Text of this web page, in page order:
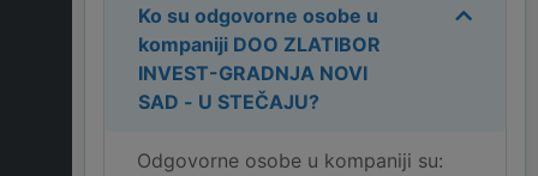
Ko su odgovorne osobe u
kompaniji DOO ZLATIBOR
INVEST-GRADNJA NOVI
SAD - U STEČAJU?
Odgovorne osobe u kompaniji su: